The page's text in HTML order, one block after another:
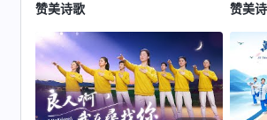
赞美诗歌
赞美